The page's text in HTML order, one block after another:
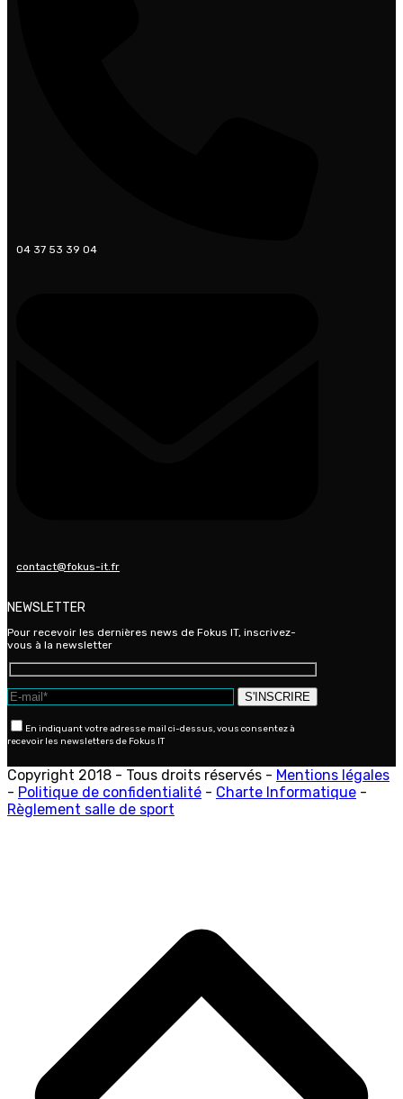
04 37 53 39 04
contact@fokus-it.fr
NEWSLETTER
Pour recevoir les dernières news de Fokus IT, inscrivez-
vous à la newsletter
En indiquant votre adresse mail ci-dessus, vous consentez à
recevoir les newsletters de Fokus IT
Copyright 2018 - Tous droits réservés - Mentions légales
- Politique de confidentialité - Charte Informatique -
Règlement salle de sport